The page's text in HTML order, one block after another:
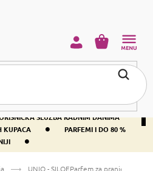
37 € •
400+ SVJETSKI
SLUŽBA RADNIM DANIMA
KUPACA •
PARFEMI I DO 80 %
•
KOŠARICA
UNIQ - SILOEParfem za pranje rublja